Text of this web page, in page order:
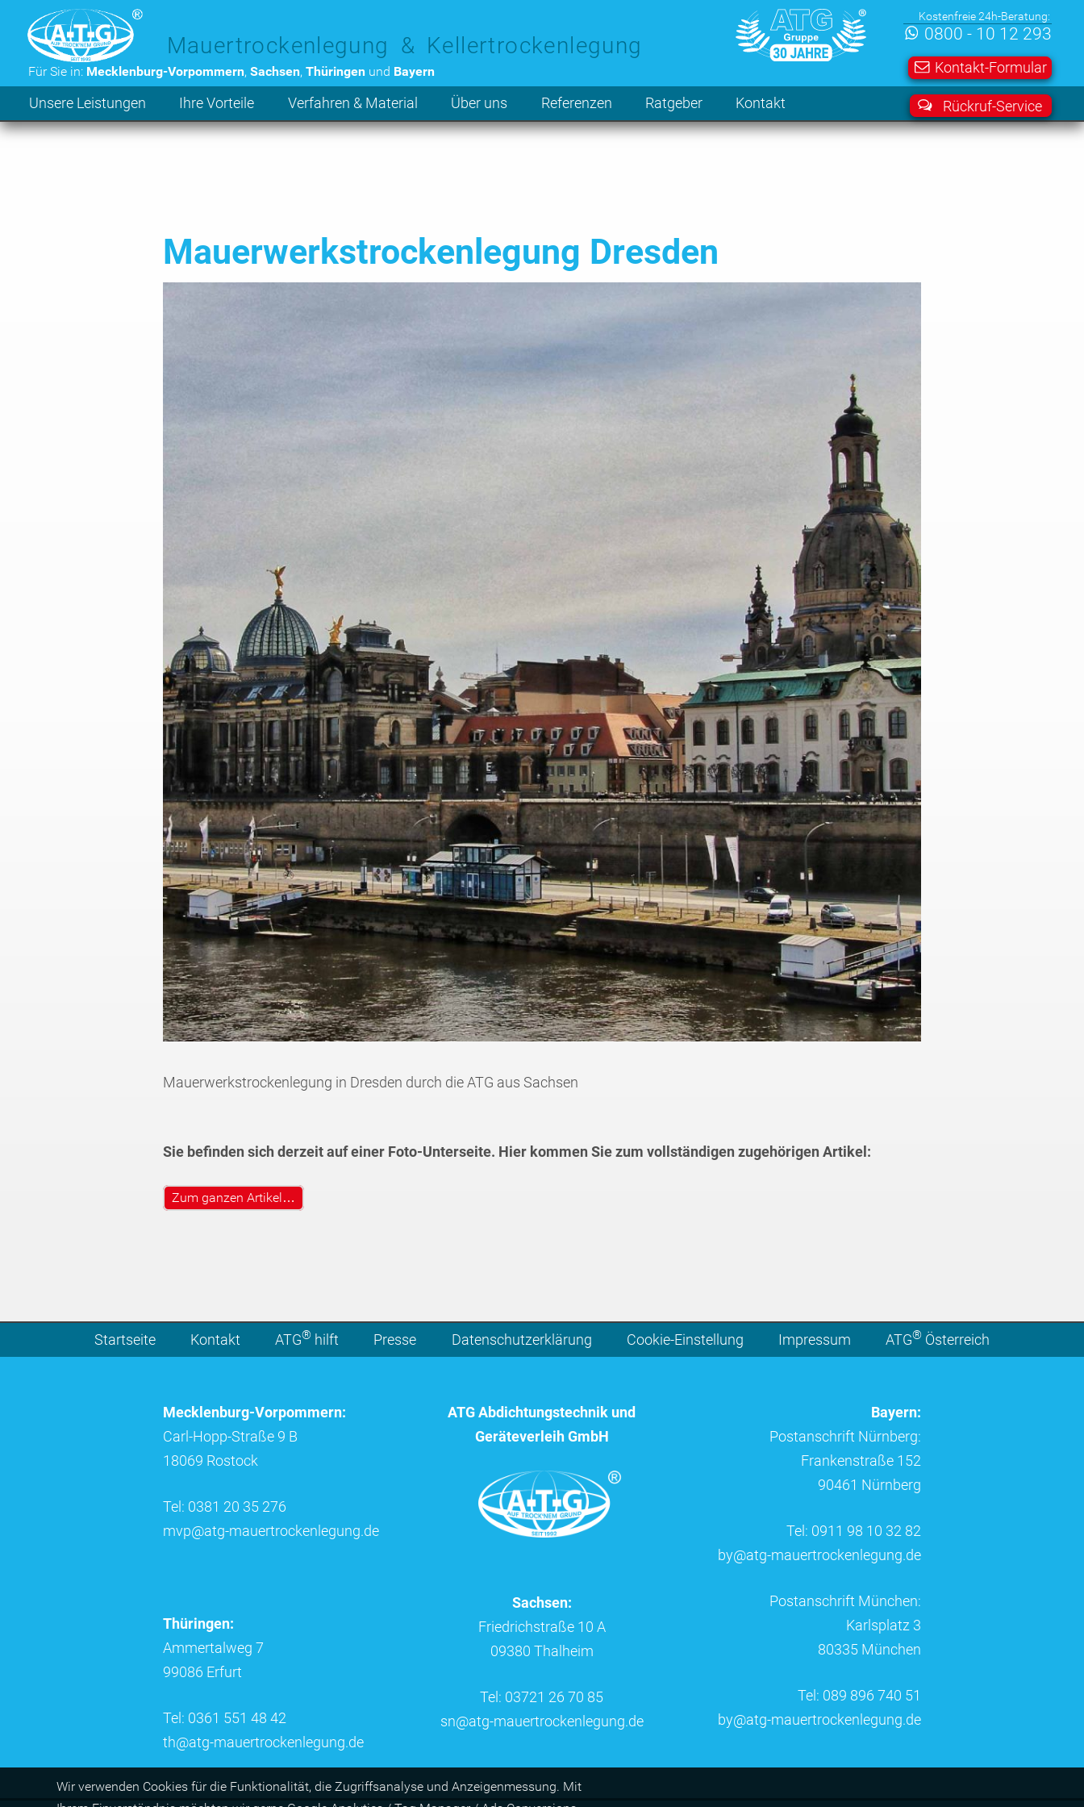
Zum Hauptinhalt der Seite
Mauertrockenlegung & Kellertrockenlegung
Für Sie in: Mecklenburg-Vorpommern, Sachsen, Thüringenund Bayern
Kostenfreie 24h-Beratung:
0800 - 10 12 293
Kontakt-Formular
Unsere Leistungen Ihre Vorteile Verfahren & Material Über uns Referenzen Ratgeber Kontakt Rückruf-Service
Mauerwerkstrockenlegung Dresden
Mauerwerkstrockenlegung in Dresden durch die ATG aus Sachsen
Sie befinden sich derzeit auf einer Foto-Unterseite. Hier kommen Sie zum vollständigen zugehörigen Artikel:
Zum ganzen Artikel…
Startseite Kontakt ATG® hilft Presse Datenschutzerklärung Cookie-Einstellung Impressum ATG® Österreich
Mecklenburg-Vorpommern:
Carl-Hopp-Straße 9 B
18069 Rostock
Tel: 0381 20 35 276
mvp@atg-mauertrockenlegung.de
Thüringen:
Ammertalweg 7
99086 Erfurt
Tel: 0361 551 48 42
th@atg-mauertrockenlegung.de
ATG Abdichtungstechnik und
Geräteverleih GmbH
Sachsen:
Friedrichstraße 10 A
09380 Thalheim
Tel: 03721 26 70 85
sn@atg-mauertrockenlegung.de
Bayern:
Postanschrift Nürnberg:
Frankenstraße 152
90461 Nürnberg
Tel: 0911 98 10 32 82
by@atg-mauertrockenlegung.de
Postanschrift München:
Karlsplatz 3
80335 München
Tel: 089 896 740 51
by@atg-mauertrockenlegung.de
Wir ver­wen­den Cookies für die Funktio­na­lität, die Zugriffs­ana­lyse und Anzei­gen­mes­sung. Mit